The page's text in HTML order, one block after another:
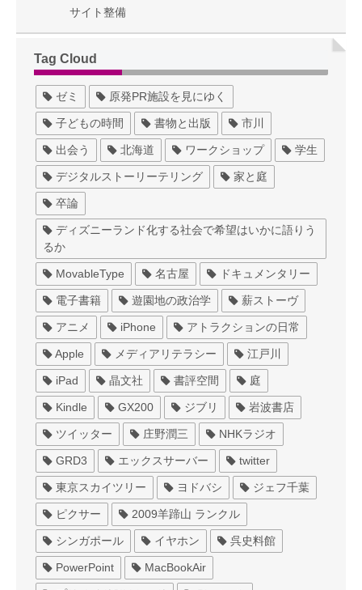
サイト整備
Tag Cloud
ゼミ 原発PR施設を見にゆく
子どもの時間 書物と出版 市川
出会う 北海道 ワークショップ 学生
デジタルストーリーテリング 家と庭
卒論
ディズニーランド化する社会で希望はいかに語りう
るか
MovableType 名古屋 ドキュメンタリー
電子書籍 遊園地の政治学 薪ストーヴ
アニメ iPhone アトラクションの日常
Apple メディアリテラシー 江戸川
iPad 晶文社 書評空間 庭
Kindle GX200 ジブリ 岩波書店
ツイッター 庄野潤三 NHKラジオ
GRD3 エックスサーバー twitter
東京スカイツリー ヨドバシ ジェフ千葉
ピクサー 2009羊蹄山 ランクル
シンガポール イヤホン 呉史料館
PowerPoint MacBookAir